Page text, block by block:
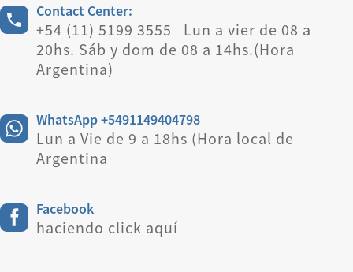
Contact Center:
+54 (11) 5199 3555 Lun a vier de 08 a
20hs. Sáb y dom de 08 a 14hs.(Hora
Argentina)
WhatsApp +5491149404798
Lun a Vie de 9 a 18hs (Hora local de
Argentina
Facebook
haciendo click aquí